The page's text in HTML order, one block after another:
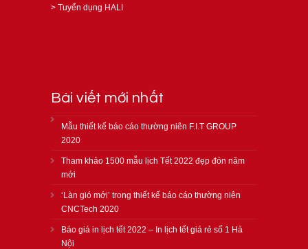
> Tuyển dụng HALI
Bài viết mới nhất
Mẫu thiết kế báo cáo thường niên F.I.T GROUP
2020
Tham khảo 1500 mẫu lịch Tết 2022 đẹp đón năm
mới
‘Làn gió mới’ trong thiết kế báo cáo thường niên
CNCTech 2020
Báo giá in lịch tết 2022 – In lịch tết giá rẻ số 1 Hà
Nội